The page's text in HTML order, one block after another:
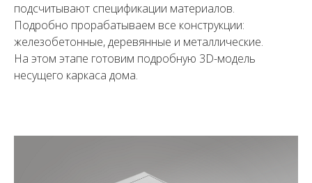
подсчитывают спецификации материалов.
Подробно прорабатываем все конструкции:
железобетонные, деревянные и металлические.
На этом этапе готовим подробную 3D-модель
несущего каркаса дома.